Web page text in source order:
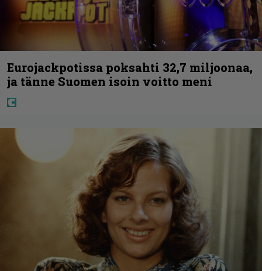
Eurojackpotissa poksahti 32,7 miljoonaa,
ja tänne Suomen isoin voitto meni